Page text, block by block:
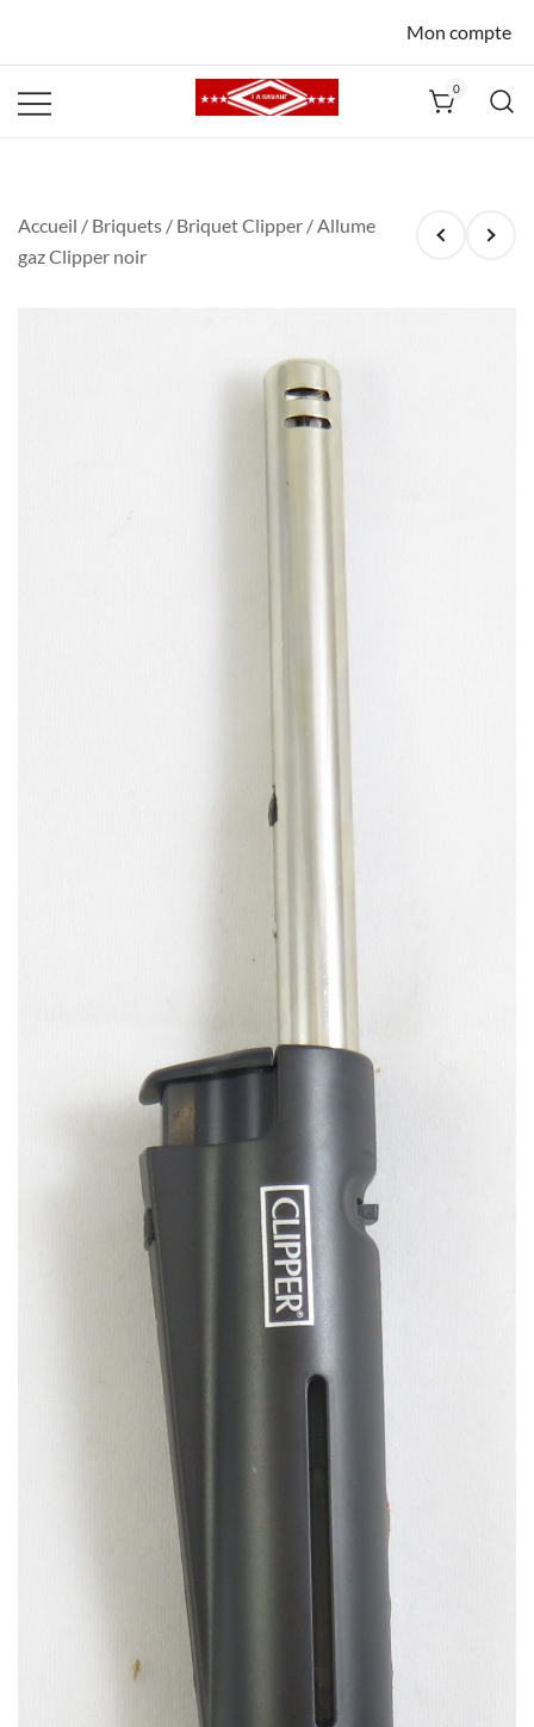
Mon compte
0
Accueil / Briquets / Briquet Clipper / Allume
gaz Clipper noir